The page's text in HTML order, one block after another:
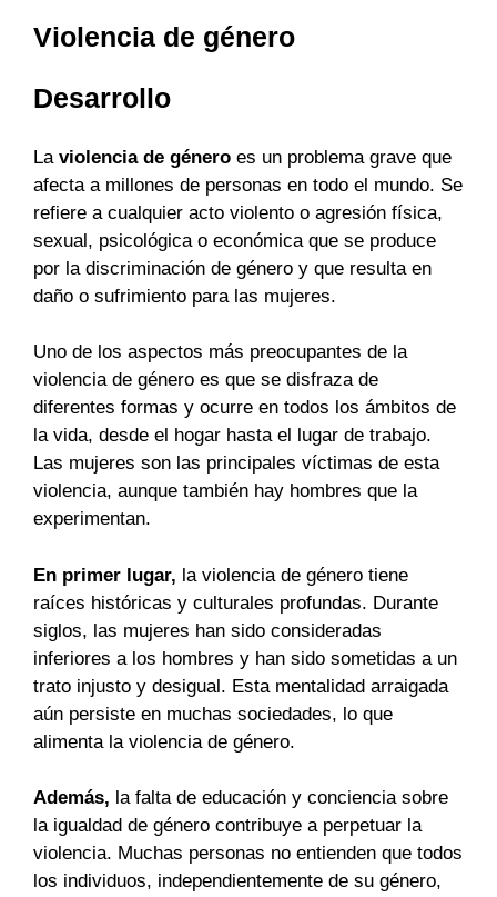
Violencia de género
Desarrollo
La violencia de género es un problema grave que
afecta a millones de personas en todo el mundo. Se
refiere a cualquier acto violento o agresión física,
sexual, psicológica o económica que se produce
por la discriminación de género y que resulta en
daño o sufrimiento para las mujeres.
Uno de los aspectos más preocupantes de la
violencia de género es que se disfraza de
diferentes formas y ocurre en todos los ámbitos de
la vida, desde el hogar hasta el lugar de trabajo.
Las mujeres son las principales víctimas de esta
violencia, aunque también hay hombres que la
experimentan.
En primer lugar, la violencia de género tiene
raíces históricas y culturales profundas. Durante
siglos, las mujeres han sido consideradas
inferiores a los hombres y han sido sometidas a un
trato injusto y desigual. Esta mentalidad arraigada
aún persiste en muchas sociedades, lo que
alimenta la violencia de género.
Además, la falta de educación y conciencia sobre
la igualdad de género contribuye a perpetuar la
violencia. Muchas personas no entienden que todos
los individuos, independientemente de su género,